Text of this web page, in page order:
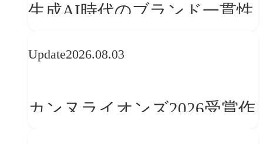
生成AI時代のブランド一貫性
学ぶ「動的ブランディング」
Update2026.08.03
カンヌライオンズ2026受賞作